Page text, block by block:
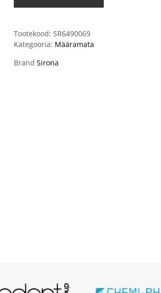
Tootekood: SR6490069
Kategooria: Määramata
Brand Sirona